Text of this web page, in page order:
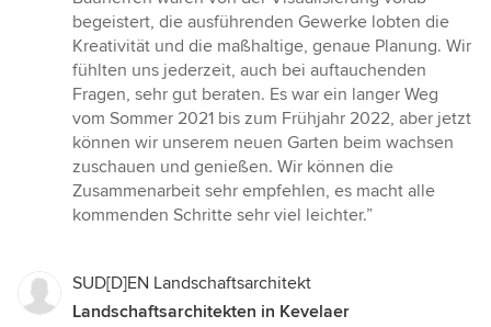
begeistert, die ausführenden Gewerke lobten die
Kreativität und die maßhaltige, genaue Planung. Wir
fühlten uns jederzeit, auch bei auftauchenden
Fragen, sehr gut beraten. Es war ein langer Weg
vom Sommer 2021 bis zum Frühjahr 2022, aber jetzt
können wir unserem neuen Garten beim wachsen
zuschauen und genießen. Wir können die
Zusammenarbeit sehr empfehlen, es macht alle
kommenden Schritte sehr viel leichter.”
SUD[D]EN Landschaftsarchitekt
Landschaftsarchitekten in Kevelaer